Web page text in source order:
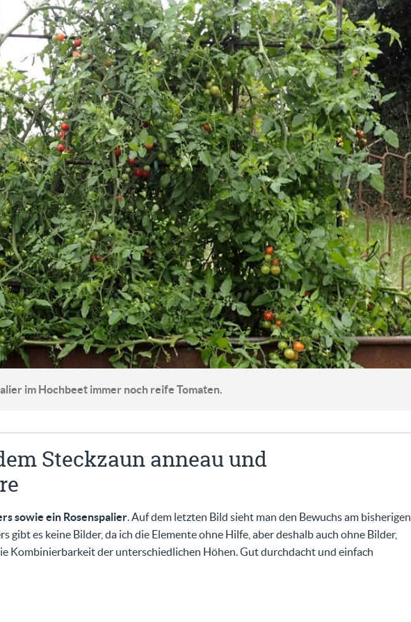
im Hochbeet immer noch reife Tomaten.
Steckzaun anneau und
sowie ein Rosenspalier. Auf dem letzten Bild sieht man den Bewuchs am bisherigen
gibt es keine Bilder, da ich die Elemente ohne Hilfe, aber deshalb auch ohne Bilder,
Kombinierbarkeit der unterschiedlichen Höhen. Gut durchdacht und einfach